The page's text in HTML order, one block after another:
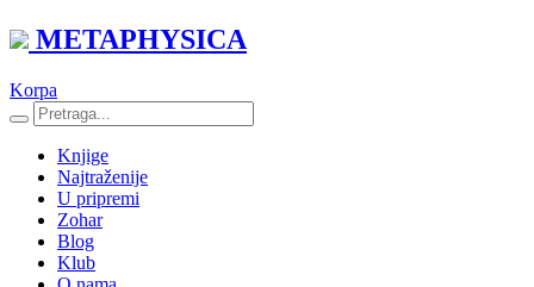
METAPHYSICA
Korpa
Knjige
Najtraženije
U pripremi
Zohar
Blog
Klub